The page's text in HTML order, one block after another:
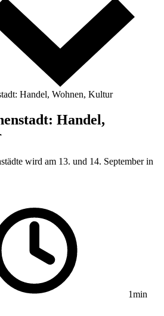
Handel, Wohnen, Kultur
Handel,
wird am 13. und 14. September in
1min